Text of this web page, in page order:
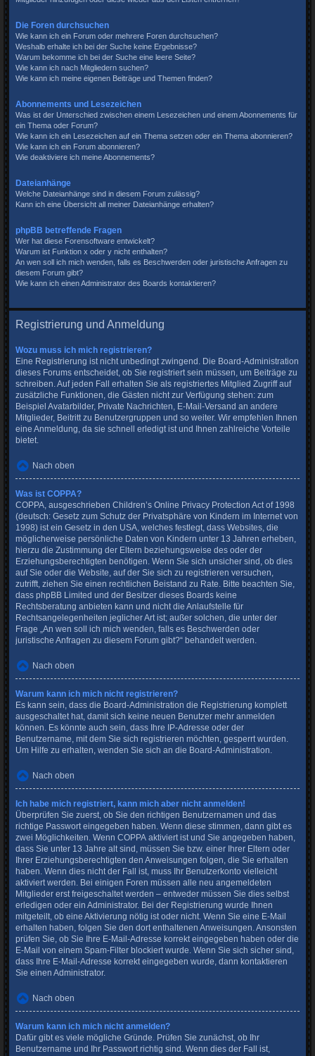
Die Foren durchsuchen
Wie kann ich ein Forum oder mehrere Foren durchsuchen?
Weshalb erhalte ich bei der Suche keine Ergebnisse?
Warum bekomme ich bei der Suche eine leere Seite?
Wie kann ich nach Mitgliedern suchen?
Wie kann ich meine eigenen Beiträge und Themen finden?
Abonnements und Lesezeichen
Was ist der Unterschied zwischen einem Lesezeichen und einem Abonnements für
ein Thema oder Forum?
Wie kann ich ein Lesezeichen auf ein Thema setzen oder ein Thema abonnieren?
Wie kann ich ein Forum abonnieren?
Wie deaktiviere ich meine Abonnements?
Dateianhänge
Welche Dateianhänge sind in diesem Forum zulässig?
Kann ich eine Übersicht all meiner Dateianhänge erhalten?
phpBB betreffende Fragen
Wer hat diese Forensoftware entwickelt?
Warum ist Funktion x oder y nicht enthalten?
An wen soll ich mich wenden, falls es Beschwerden oder juristische Anfragen zu
diesem Forum gibt?
Wie kann ich einen Administrator des Boards kontaktieren?
Registrierung und Anmeldung
Wozu muss ich mich registrieren?
Eine Registrierung ist nicht unbedingt zwingend. Die Board-Administration
dieses Forums entscheidet, ob Sie registriert sein müssen, um Beiträge zu
schreiben. Auf jeden Fall erhalten Sie als registriertes Mitglied Zugriff auf
zusätzliche Funktionen, die Gästen nicht zur Verfügung stehen: zum
Beispiel Avatarbilder, Private Nachrichten, E-Mail-Versand an andere
Mitglieder, Beitritt zu Benutzergruppen und so weiter. Wir empfehlen Ihnen
eine Anmeldung, da sie schnell erledigt ist und Ihnen zahlreiche Vorteile
bietet.
Nach oben
Was ist COPPA?
COPPA, ausgeschrieben Children’s Online Privacy Protection Act of 1998
(deutsch: Gesetz zum Schutz der Privatsphäre von Kindern im Internet von
1998) ist ein Gesetz in den USA, welches festlegt, dass Websites, die
möglicherweise persönliche Daten von Kindern unter 13 Jahren erheben,
hierzu die Zustimmung der Eltern beziehungsweise des oder der
Erziehungsberechtigten benötigen. Wenn Sie sich unsicher sind, ob dies
auf Sie oder die Website, auf der Sie sich zu registrieren versuchen,
zutrifft, ziehen Sie einen rechtlichen Beistand zu Rate. Bitte beachten Sie,
dass phpBB Limited und der Besitzer dieses Boards keine
Rechtsberatung anbieten kann und nicht die Anlaufstelle für
Rechtsangelegenheiten jeglicher Art ist; außer solchen, die unter der
Frage „An wen soll ich mich wenden, falls es Beschwerden oder
juristische Anfragen zu diesem Forum gibt?“ behandelt werden.
Nach oben
Warum kann ich mich nicht registrieren?
Es kann sein, dass die Board-Administration die Registrierung komplett
ausgeschaltet hat, damit sich keine neuen Benutzer mehr anmelden
können. Es könnte auch sein, dass Ihre IP-Adresse oder der
Benutzername, mit dem Sie sich registrieren möchten, gesperrt wurden.
Um Hilfe zu erhalten, wenden Sie sich an die Board-Administration.
Nach oben
Ich habe mich registriert, kann mich aber nicht anmelden!
Überprüfen Sie zuerst, ob Sie den richtigen Benutzernamen und das
richtige Passwort eingegeben haben. Wenn diese stimmen, dann gibt es
zwei Möglichkeiten. Wenn COPPA aktiviert ist und Sie angegeben haben,
dass Sie unter 13 Jahre alt sind, müssen Sie bzw. einer Ihrer Eltern oder
Ihrer Erziehungsberechtigten den Anweisungen folgen, die Sie erhalten
haben. Wenn dies nicht der Fall ist, muss Ihr Benutzerkonto vielleicht
aktiviert werden. Bei einigen Foren müssen alle neu angemeldeten
Mitglieder erst freigeschaltet werden – entweder müssen Sie dies selbst
erledigen oder ein Administrator. Bei der Registrierung wurde Ihnen
mitgeteilt, ob eine Aktivierung nötig ist oder nicht. Wenn Sie eine E-Mail
erhalten haben, folgen Sie den dort enthaltenen Anweisungen. Ansonsten
prüfen Sie, ob Sie Ihre E-Mail-Adresse korrekt eingegeben haben oder die
E-Mail von einem Spam-Filter blockiert wurde. Wenn Sie sich sicher sind,
dass Ihre E-Mail-Adresse korrekt eingegeben wurde, dann kontaktieren
Sie einen Administrator.
Nach oben
Warum kann ich mich nicht anmelden?
Dafür gibt es viele mögliche Gründe. Prüfen Sie zunächst, ob Ihr
Benutzername und Ihr Passwort richtig sind. Wenn dies der Fall ist,